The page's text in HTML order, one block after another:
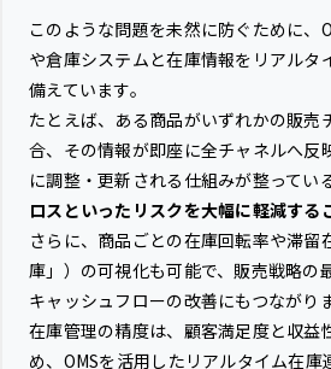
このような問題を未然に防ぐために、
や倉庫システムと在庫情報をリアルタ
備えています。
たとえば、ある商品がいずれかの販売
合、その情報が即座に全チャネルへ反
に調整・更新される仕組みが整ってい
ロスといったリスクを大幅に軽減する
さらに、商品ごとの在庫回転率や滞留
庫」）の可視化も可能で、販売戦略の
キャッシュフローの改善にもつながりま
在庫管理の精度は、顧客満足度と収益
め、OMSを活用したリアルタイム在